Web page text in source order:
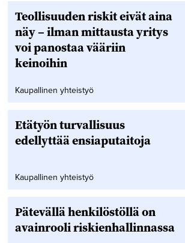
Teollisuuden riskit eivät aina
näy – ilman mittausta yritys
voi panostaa vääriin
keinoihin
Kaupallinen yhteistyö
Etätyön turvallisuus
edellyttää ensiaputaitoja
Kaupallinen yhteistyö
Pätevällä henkilöstöllä on
avainrooli riskienhallinnassa